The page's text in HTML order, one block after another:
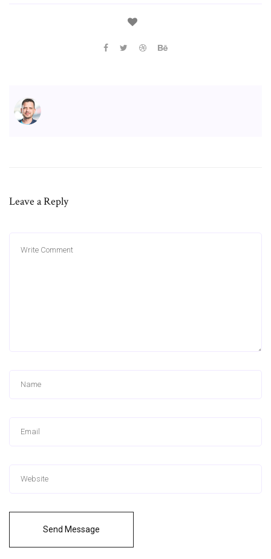
Leave a Reply
Send Message